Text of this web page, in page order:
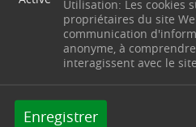
Utilisation: Les cookies
propriétaires du site
communication
anonyme, à
interagissent avec le
Enregistrer